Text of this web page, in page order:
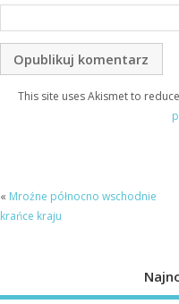
This site uses Akismet to
« Mroźne północno wschodnie
krańce kraju